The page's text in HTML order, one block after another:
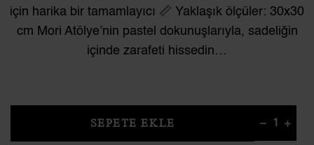
için harika bir tamamlayıcı 📏 Yaklaşık ölçüler: 30x30
cm Mori Atölye’nin pastel dokunuşlarıyla, sadeliğin
içinde zarafeti hissedin…
SEPETE EKLE